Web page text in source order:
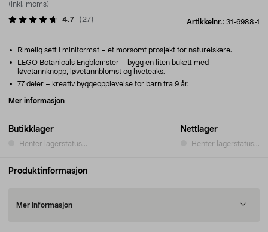
(inkl. moms)
Artikkelnr.: 31-6988-1
4.7 ( 27)
Butikklager
Henter lagerstatus...
Nettlager
Henter lagerstatus...
Rimelig sett i miniformat – et morsomt prosjekt for naturelskere.
LEGO Botanicals Engblomster – bygg en liten bukett med
løvetannknopp, løvetannblomst og hveteaks.
77 deler – kreativ byggeopplevelse for barn fra 9 år.
Mer informasjon
Produktinformasjon
Mer informasjon